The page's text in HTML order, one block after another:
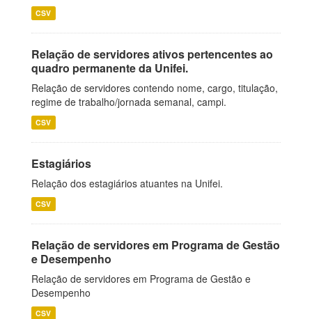
CSV
Relação de servidores ativos pertencentes ao
quadro permanente da Unifei.
Relação de servidores contendo nome, cargo, titulação,
regime de trabalho/jornada semanal, campi.
CSV
Estagiários
Relação dos estagiários atuantes na Unifei.
CSV
Relação de servidores em Programa de Gestão
e Desempenho
Relação de servidores em Programa de Gestão e
Desempenho
CSV